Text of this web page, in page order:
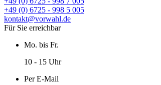
+49 (0) 6725 - 998 5 005
kontakt@vorwahl.de
Für Sie erreichbar
Mo. bis Fr.
10 - 15 Uhr
Per E-Mail